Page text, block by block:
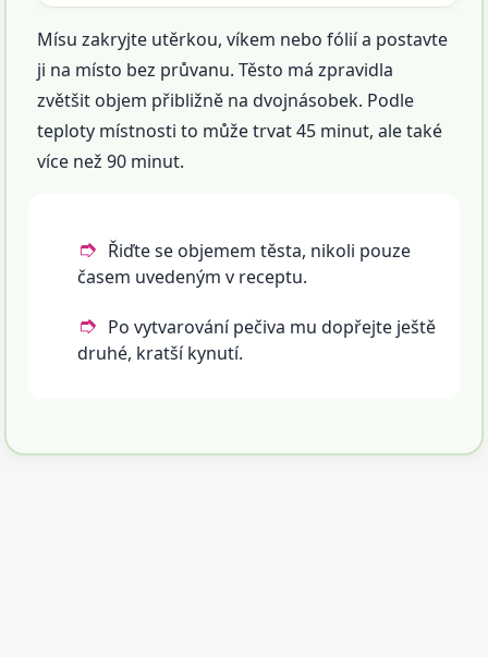
Mísu zakryjte utěrkou, víkem nebo fólií a postavte
ji na místo bez průvanu. Těsto má zpravidla
zvětšit objem přibližně na dvojnásobek. Podle
teploty místnosti to může trvat 45 minut, ale také
více než 90 minut.
Řiďte se objemem těsta, nikoli pouze
časem uvedeným v receptu.
Po vytvarování pečiva mu dopřejte ještě
druhé, kratší kynutí.